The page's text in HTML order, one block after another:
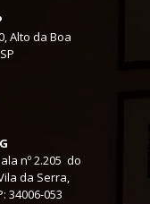
Alto da Boa
nº 2.205 do
da Serra,
34006-053